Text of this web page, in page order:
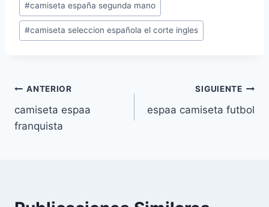
la
entrada:
#camiseta españa segunda mano
#camiseta seleccion española el corte ingles
Navegación
de
ANTERIOR
camiseta espaa
franquista
SIGUIENTE
espaa camiseta futbol